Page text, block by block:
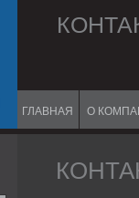
ГЛАВНАЯ О